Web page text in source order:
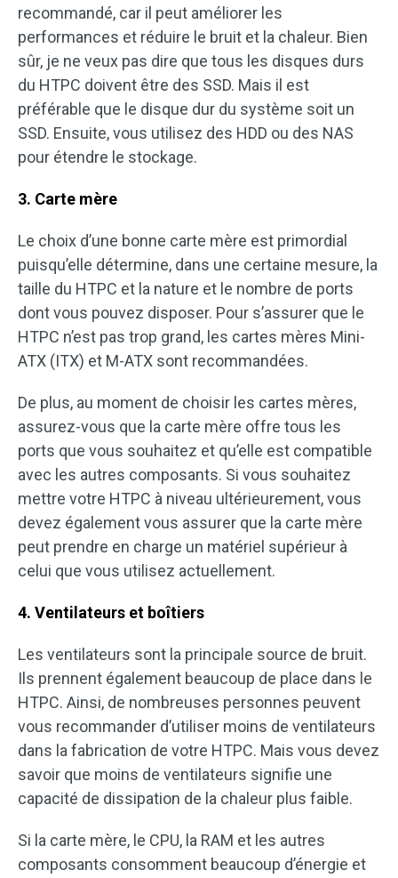
recommandé, car il peut améliorer les
performances et réduire le bruit et la chaleur. Bien
sûr, je ne veux pas dire que tous les disques durs
du HTPC doivent être des SSD. Mais il est
préférable que le disque dur du système soit un
SSD. Ensuite, vous utilisez des HDD ou des NAS
pour étendre le stockage.
3. Carte mère
Le choix d’une bonne carte mère est primordial
puisqu’elle détermine, dans une certaine mesure, la
taille du HTPC et la nature et le nombre de ports
dont vous pouvez disposer. Pour s’assurer que le
HTPC n’est pas trop grand, les cartes mères Mini-
ATX (ITX) et M-ATX sont recommandées.
De plus, au moment de choisir les cartes mères,
assurez-vous que la carte mère offre tous les
ports que vous souhaitez et qu’elle est compatible
avec les autres composants. Si vous souhaitez
mettre votre HTPC à niveau ultérieurement, vous
devez également vous assurer que la carte mère
peut prendre en charge un matériel supérieur à
celui que vous utilisez actuellement.
4. Ventilateurs et boîtiers
Les ventilateurs sont la principale source de bruit.
Ils prennent également beaucoup de place dans le
HTPC. Ainsi, de nombreuses personnes peuvent
vous recommander d’utiliser moins de ventilateurs
dans la fabrication de votre HTPC. Mais vous devez
savoir que moins de ventilateurs signifie une
capacité de dissipation de la chaleur plus faible.
Si la carte mère, le CPU, la RAM et les autres
composants consomment beaucoup d’énergie et